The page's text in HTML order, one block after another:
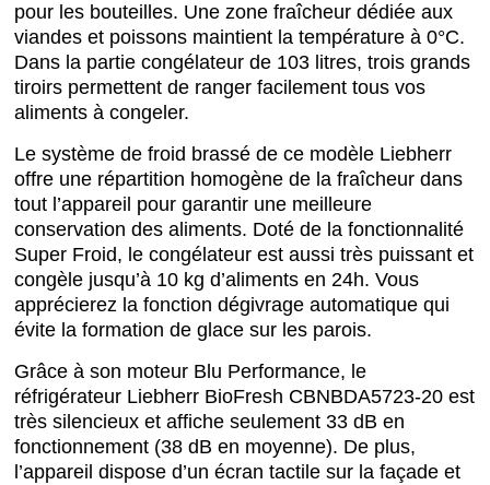
pour les bouteilles. Une zone fraîcheur dédiée aux
viandes et poissons maintient la température à 0°C.
Dans la partie congélateur de 103 litres, trois grands
tiroirs permettent de ranger facilement tous vos
aliments à congeler.
Le système de froid brassé de ce modèle Liebherr
offre une répartition homogène de la fraîcheur dans
tout l’appareil pour garantir une meilleure
conservation des aliments. Doté de la fonctionnalité
Super Froid, le congélateur est aussi très puissant et
congèle jusqu’à 10 kg d’aliments en 24h. Vous
apprécierez la fonction dégivrage automatique qui
évite la formation de glace sur les parois.
Grâce à son moteur Blu Performance, le
réfrigérateur Liebherr BioFresh CBNBDA5723-20 est
très silencieux et affiche seulement 33 dB en
fonctionnement (38 dB en moyenne). De plus,
l’appareil dispose d’un écran tactile sur la façade et